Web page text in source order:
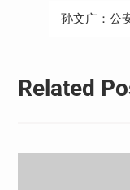
孙文广：公
Related